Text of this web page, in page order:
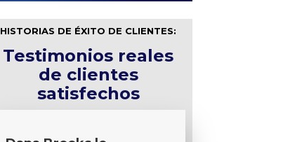
HISTORIAS DE ÉXITO DE CLIENTES:
Testimonios reales
de clientes
satisfechos